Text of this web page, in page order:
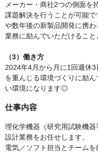
メーカー・商社2つの側面を
課題解決を行うことが可能
や数年後の新製品開発に携
業務に励んでいただけること
（3）働き方
2024年4月から月に1回週休
を重んじる環境づくりに励
い環境になります◎
仕事内容
理化学機器（研究用試験機
設計業務をお任せします。
電気／ソフト担当とチーム